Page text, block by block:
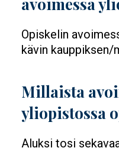
Opiskelin
kävin kauppiksen/
Millaista
yliopistossa
Aluksi tosi